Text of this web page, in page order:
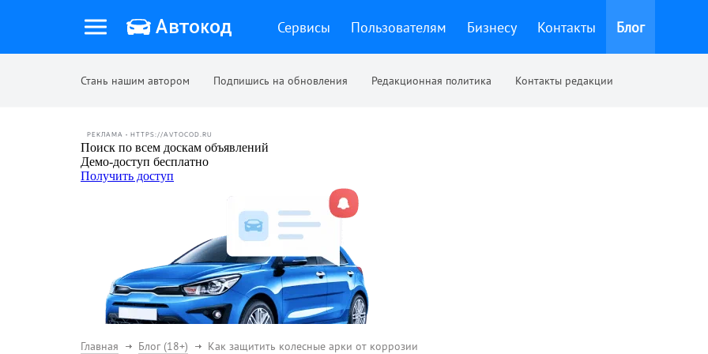
Сервисы Пользователям Бизнесу Контакты Блог
Стань нашим автором Подпишись на обновления Редакционная политика Контакты редакции
РЕКЛАМА • HTTPS://AVTOCOD.RU
Главная Блог (18+) Как защитить колесные арки от коррозии